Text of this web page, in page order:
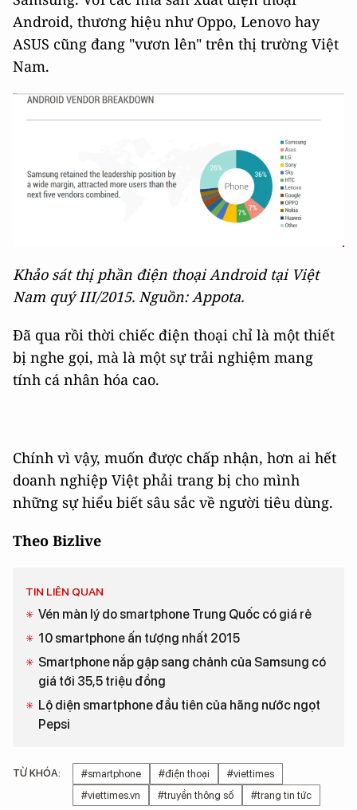
Android, thương hiệu như Oppo, Lenovo hay
ASUS cũng đang "vươn lên" trên thị trường Việt
Nam.
Khảo sát thị phần điện thoại Android tại Việt
Nam quý III/2015. Nguồn: Appota.
Đã qua rồi thời chiếc điện thoại chỉ là một thiết
bị nghe gọi, mà là một sự trải nghiệm mang
tính cá nhân hóa cao.
Chính vì vậy, muốn được chấp nhận, hơn ai hết
doanh nghiệp Việt phải trang bị cho mình
những sự hiểu biết sâu sắc về người tiêu dùng.
Theo Bizlive
TIN LIÊN QUAN
Vén màn lý do smartphone Trung Quốc có giá rẻ
10 smartphone ấn tượng nhất 2015
Smartphone nắp gập sang chảnh của Samsung có
giá tới 35,5 triệu đồng
Lộ diện smartphone đầu tiên của hãng nước ngọt
Pepsi
TỪ KHÓA: #smartphone #điện thoại
#viettimes
#viettimes.vn
#truyền thông số #trang tin tức